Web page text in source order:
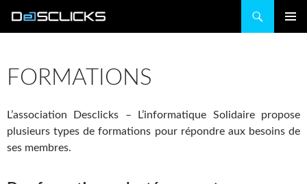
FORMATIONS
L’association Desclicks – L’informatique Solidaire propose
plusieurs types de formations pour répondre aux besoins de
ses membres.